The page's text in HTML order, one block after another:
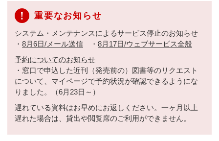
重要なお知らせ
システム・メンテナンスによるサービス停止のお知らせ
・ 8月6日/メール送信 ・ 8月17日/ウェブサービス全般
予約についてのお知らせ
・窓口で申込した近刊（発売前の）図書等のリクエスト
について、マイページで予約状況が確認できるようにな
りました。（6月23日～）
遅れている資料はお早めにお返しください。一ヶ月以上
遅れた場合は、貸出や閲覧席のご利用ができません。